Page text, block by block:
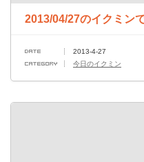
2013/04/27のイクミンで
2013-4-27
今日のイクミン